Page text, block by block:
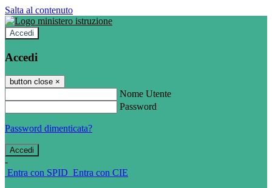
Salta al contenuto
Accedi
Accedi
button close ×
Nome Utente
Password
Password dimenticata?
-
Entra con SPID Entra con CIE